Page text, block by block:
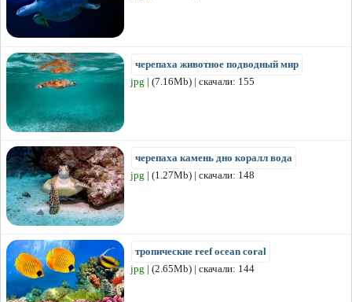
черепаха животное подводный мир
jpg | (7.16Mb) | скачали: 155
черепаха камень дно коралл вода
jpg | (1.27Mb) | скачали: 148
тропические reef ocean coral
jpg | (2.65Mb) | скачали: 144